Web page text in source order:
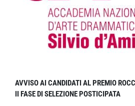
AVVISO AI CANDIDATI AL PREMIO
II FASE DI SELEZIONE POSTICIPATA